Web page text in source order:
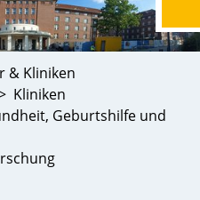
& Kliniken
Kliniken
Geburtshilfe und